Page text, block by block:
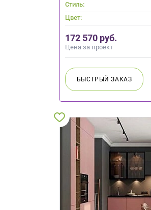
Стиль:
Цвет:
172 570 руб.
Цена за проект
БЫСТРЫЙЗАКАЗ